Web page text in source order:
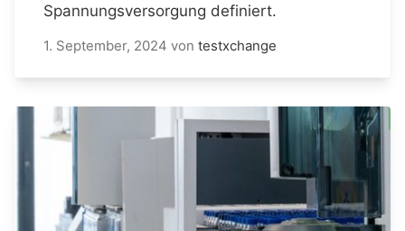
Spannungsversorgung definiert.
1. September, 2024 von testxchange